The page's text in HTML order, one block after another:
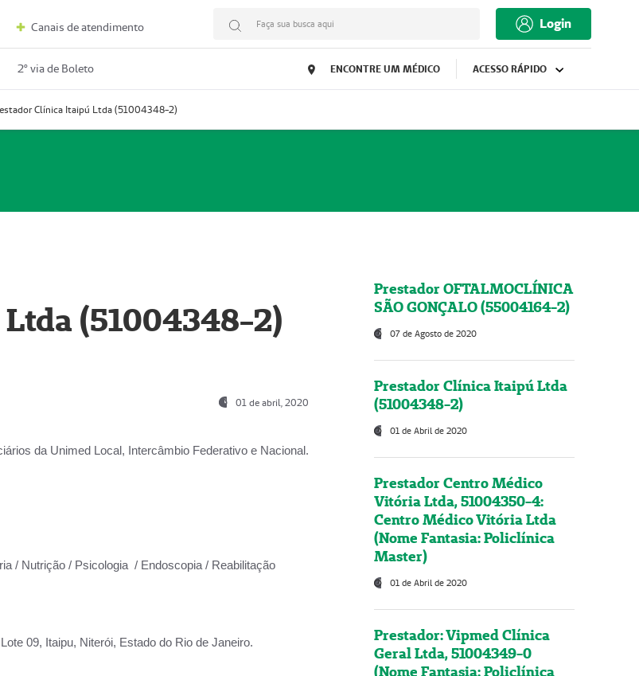
Canais de atendimento Faça sua busca aqui Login
2º via de Boleto ENCONTRE UM MÉDICO ACESSO RÁPIDO
Clínica Itaipú Ltda (51004348-2)
(51004348-2)
01 de abril, 2020
da Unimed Local, Intercâmbio Federativo e Nacional.
/ Nutrição / Psicologia / Endoscopia / Reabilitação
09, Itaipu, Niterói, Estado do Rio de Janeiro.
Prestador OFTALMOCLÍNICA
SÃO GONÇALO (55004164-2)
07 de Agosto de 2020
Prestador Clínica Itaipú Ltda
(51004348-2)
01 de Abril de 2020
Prestador Centro Médico
Vitória Ltda, 51004350-4:
Centro Médico Vitória Ltda
(Nome Fantasia: Policlínica
Master)
01 de Abril de 2020
Prestador: Vipmed Clínica
Geral Ltda, 51004349-0
(Nome Fantasia: Policlínica